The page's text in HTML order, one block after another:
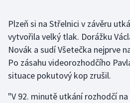
Futsal
Golf
Gymnastika
Plzeň si na Střelnici v závěru
vytvořila velký tlak. Dorážku
Novák a sudí Všetečka nejprve
Po zásahu videorozhodčího
situace pokutový kop zrušil.
"V 92. minutě utkání rozhodčí